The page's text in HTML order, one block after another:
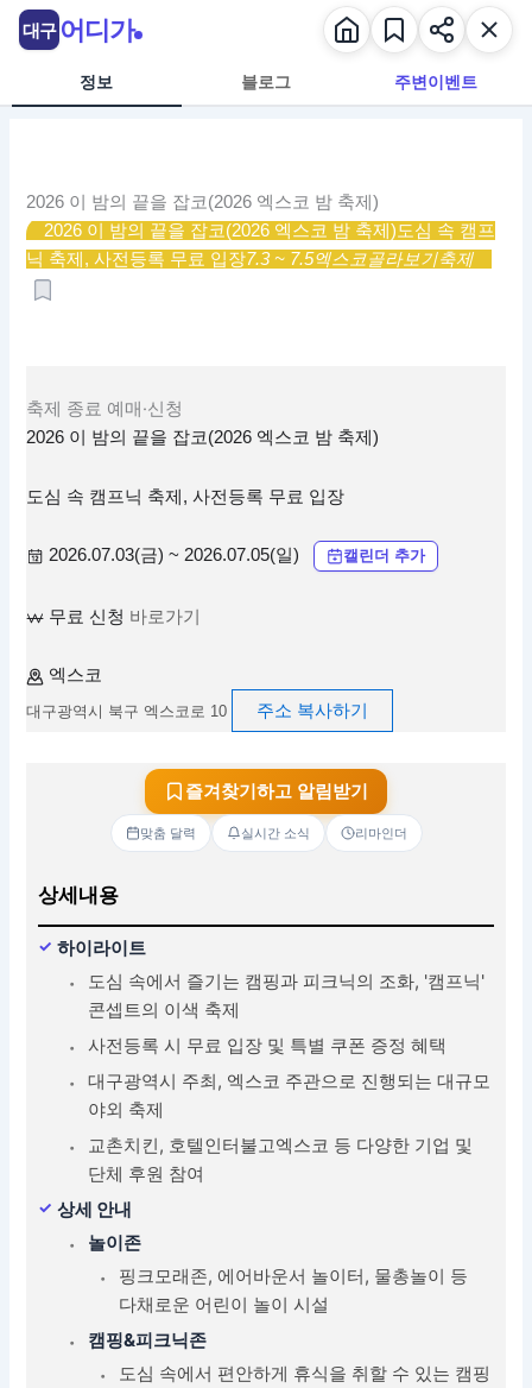
정보 블로그 주변이벤트
2026 이 밤의 끝을 잡코(2026 엑스코 밤 축제)
2026 이 밤의 끝을 잡코(2026 엑스코 밤 축제)도심 속 캠프
닉 축제, 사전등록 무료 입장7.3 ~ 7.5엑스코골라보기축제
축제 종료 예매·신청
2026 이 밤의 끝을 잡코(2026 엑스코 밤 축제)
도심 속 캠프닉 축제, 사전등록 무료 입장
2026.07.03(금) ~ 2026.07.05(일) 캘린더 추가
무료 신청 바로가기
엑스코
대구광역시 북구 엑스코로 10 주소 복사하기
즐겨찾기하고 알림받기
맞춤 달력 실시간 소식 리마인더
상세내용
하이라이트
도심 속에서 즐기는 캠핑과 피크닉의 조화, '캠프닉'
콘셉트의 이색 축제
사전등록 시 무료 입장 및 특별 쿠폰 증정 혜택
대구광역시 주최, 엑스코 주관으로 진행되는 대규모
야외 축제
교촌치킨, 호텔인터불고엑스코 등 다양한 기업 및
단체 후원 참여
상세 안내
놀이존
핑크모래존, 에어바운서 놀이터, 물총놀이 등
다채로운 어린이 놀이 시설
캠핑&피크닉존
도심 속에서 편안하게 휴식을 취할 수 있는 캠핑
대구 어디가